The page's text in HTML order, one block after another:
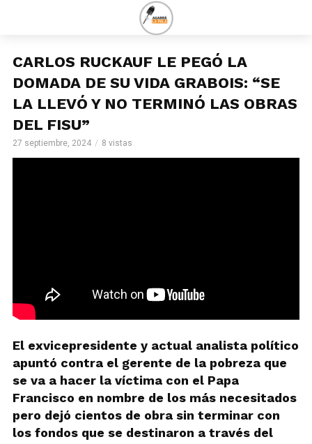
CARLOS RUCKAUF LE PEGÓ LA
DOMADA DE SU VIDA GRABOIS: “SE
LA LLEVÓ Y NO TERMINÓ LAS OBRAS
DEL FISU”
27 septiembre, 2024 8 vistas
El exvicepresidente y actual analista político
apuntó contra el gerente de la pobreza que
se va a hacer la víctima con el Papa
Francisco en nombre de los más necesitados
pero dejó cientos de obra sin terminar con
los fondos que se destinaron a través del